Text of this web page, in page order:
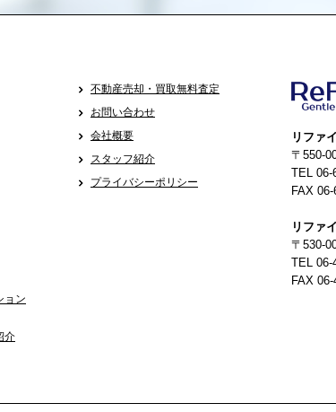
ョン
介
不動産売却・買取無料査定
お問い合わせ
会社概要
スタッフ紹介
プライバシーポリシー
リファ
〒550-
TEL 06-
FAX
リファ
〒530-
TEL 06-
FAX